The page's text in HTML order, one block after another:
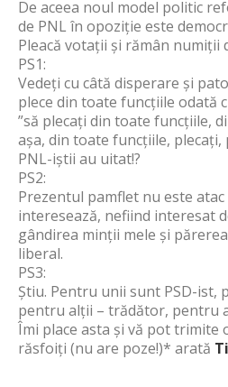
De aceea noul model politic
de PNL în opoziție este
Pleacă votații și rămân numiții
PS1:
Vedeți cu câtă disperare și
plece din toate funcțiile odată
”să plecați din toate funcțiile,
așa, din toate funcțiile, plecați,
PNL-iștii au uitat!?
PS2:
Prezentul pamflet nu este
interesează, nefiind interesat
gândirea minții mele și
liberal.
PS3:
Știu. Pentru unii sunt PSD-ist,
pentru alții – trădător, pentru
Îmi place asta și vă pot trimite
răsfoiți (nu are poze!)* arată